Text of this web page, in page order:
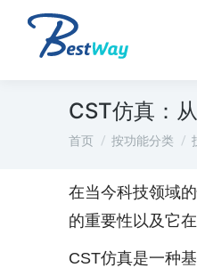
CST仿真：
您在这里：
首页 按功能分类
在当今科技领域
的重要性以及它
CST仿真是一种